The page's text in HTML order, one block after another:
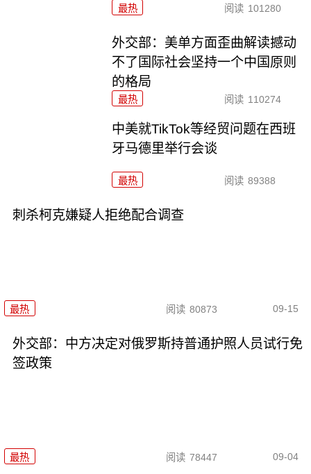
最热 阅读 101280
外交部：美单方面歪曲解读撼动
不了国际社会坚持一个中国原则
的格局
最热 阅读 110274
中美就TikTok等经贸问题在西班
牙马德里举行会谈
最热 阅读 89388
刺杀柯克嫌疑人拒绝配合调查
最热 阅读 80873 09-15
外交部：中方决定对俄罗斯持普通护照人员试行免
签政策
最热 阅读 78447 09-04